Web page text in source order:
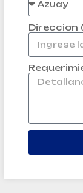
Direccion